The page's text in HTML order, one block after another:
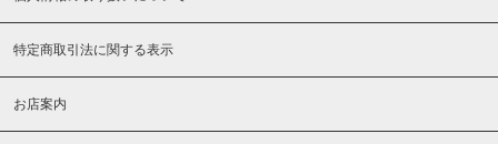
特定商取引法に関する表示
お店案内